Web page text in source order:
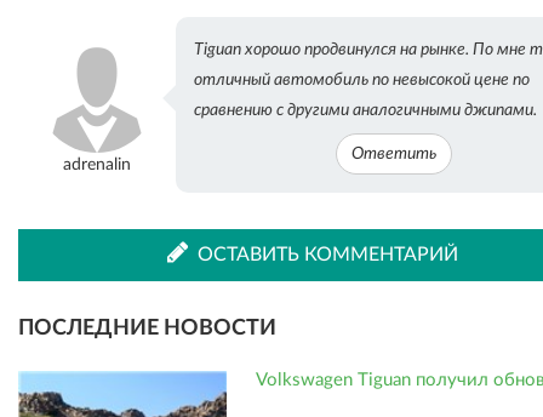
ВКонтакте
Одноклассниках
adrenalin
Tiguan хорошо продвинулся на рынке. По мне
отличный автомобиль по невысокой цене по
сравнению с другими аналогичными джипами.
Ответить
ОСТАВИТЬ КОММЕНТАРИЙ
ПОСЛЕДНИЕ НОВОСТИ
Volkswagen Tiguan получил